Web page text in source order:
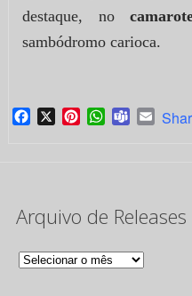
destaque, no
sambódromo carioca.
Facebook
X PinterestWhatsApp
TeamsEmail
Arquivo de Releases
Arquivo